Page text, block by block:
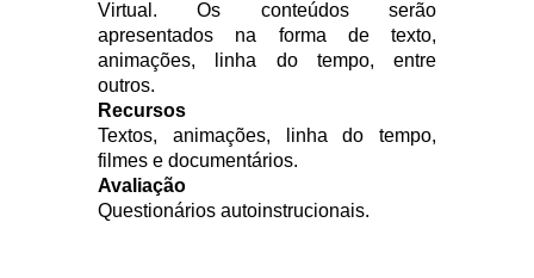
Virtual. Os conteúdos serão
apresentados na forma de texto,
animações, linha do tempo, entre
outros.
Recursos
Textos, animações, linha do tempo,
filmes e documentários.
Avaliação
Questionários autoinstrucionais.